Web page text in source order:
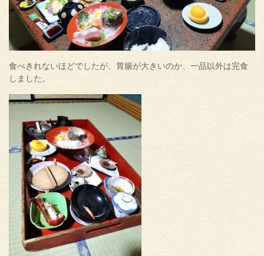
食べきれないほどでしたが、胃腸が大きいのか、一品以外は完食
しました。